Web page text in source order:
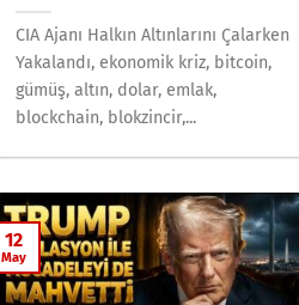
CIA Ajanı Halkın Altınlarını Çalarken
Yakalandı, ekonomik kriz, bitcoin,
gümüş, altın, dolar, emlak,
blockchain, blokzincir,...
12
May